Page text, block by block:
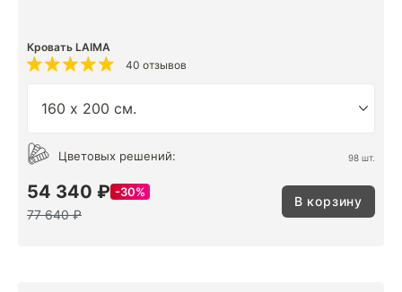
Кровать LAIMA
40 отзывов
Цветовых решений: 98 шт.
54 340 ₽ 30%
77 640 ₽
В корзину